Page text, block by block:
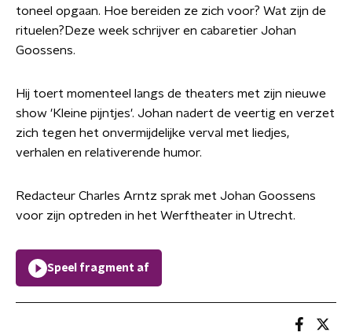
toneel opgaan. Hoe bereiden ze zich voor? Wat zijn de
rituelen?Deze week schrijver en cabaretier Johan
Goossens.
Hij toert momenteel langs de theaters met zijn nieuwe
show 'Kleine pijntjes'. Johan nadert de veertig en verzet
zich tegen het onvermijdelijke verval met liedjes,
verhalen en relativerende humor.
Redacteur Charles Arntz sprak met Johan Goossens
voor zijn optreden in het Werftheater in Utrecht.
Speel fragment af